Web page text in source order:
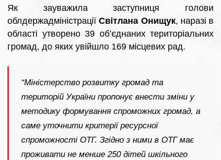
Як зауважила заступниця голови
облдержадміністраціїСвітлана Онищук, наразі в
області утворено 39 об’єднаних територіальних
громад, до яких увійшло 169 місцевих рад.
“Міністерство розвитку громад та
територій України пропонує внести зміни у
методику формування спроможних громад, а
саме уточнити критерії ресурсної
спроможності ОТГ. Згідно з ними в ОТГ має
проживати не менше 250 дітей шкільного